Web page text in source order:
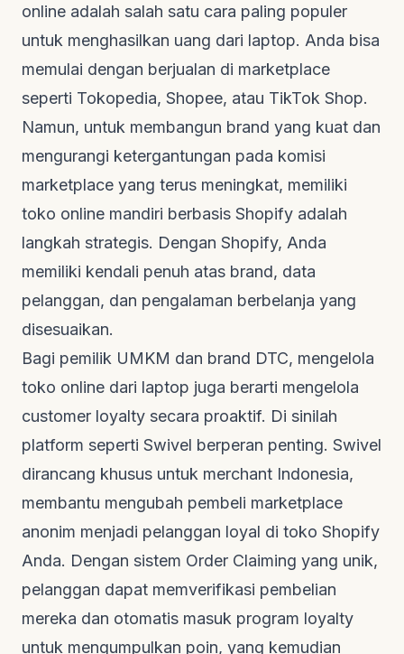
online adalah salah satu cara paling populer
untuk menghasilkan uang dari laptop. Anda bisa
memulai dengan berjualan di marketplace
seperti Tokopedia, Shopee, atau TikTok Shop.
Namun, untuk membangun brand yang kuat dan
mengurangi ketergantungan pada komisi
marketplace yang terus meningkat, memiliki
toko online mandiri berbasis Shopify adalah
langkah strategis. Dengan Shopify, Anda
memiliki kendali penuh atas brand, data
pelanggan, dan pengalaman berbelanja yang
disesuaikan.
Bagi pemilik UMKM dan brand DTC, mengelola
toko online dari laptop juga berarti mengelola
customer loyalty secara proaktif. Di sinilah
platform seperti Swivel berperan penting. Swivel
dirancang khusus untuk merchant Indonesia,
membantu mengubah pembeli marketplace
anonim menjadi pelanggan loyal di toko Shopify
Anda. Dengan sistem Order Claiming yang unik,
pelanggan dapat memverifikasi pembelian
mereka dan otomatis masuk program loyalty
untuk mengumpulkan poin, yang kemudian